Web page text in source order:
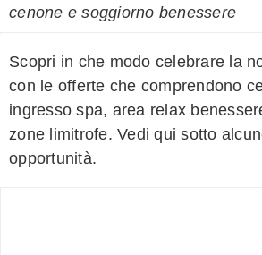
cenone e soggiorno benessere
Scopri in che modo celebrare la
con le offerte che comprendono
ingresso spa, area relax
zone limitrofe. Vedi qui sotto
opportunità.